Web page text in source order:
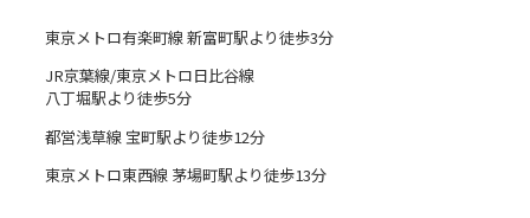
東京メトロ有楽町線 新富町駅より徒歩3分
JR京葉線/東京メトロ日比谷線
八丁堀駅より徒歩5分
都営浅草線 宝町駅より徒歩12分
東京メトロ東西線 茅場町駅より徒歩13分